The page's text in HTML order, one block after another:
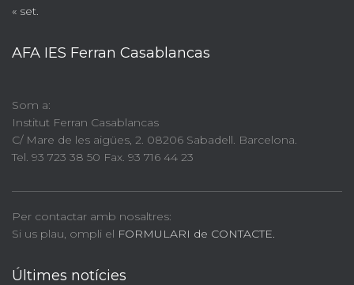
« set.
AFA IES Ferran Casablancas
Som a:
Institut Ferran Casablancas
C/ Mare de les aigües, 2. 08206 Sabadell. Barcelona.
Tel. 93 723 38 50 Fax. 93 716 44 23
Per contactar amb nosaltres:
Si us plau, ompli el FORMULARI de CONTACTE.
Últimes notícies